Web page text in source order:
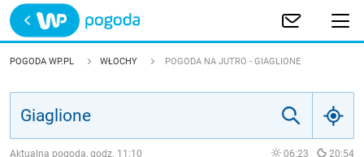
Trwa ładowanie
POLSKA
POGODA WP.PL WŁOCHY POGODA NA JUTRO - GIAGLIONE
Aktualna pogoda, godz. 11:10 06:23 20:54